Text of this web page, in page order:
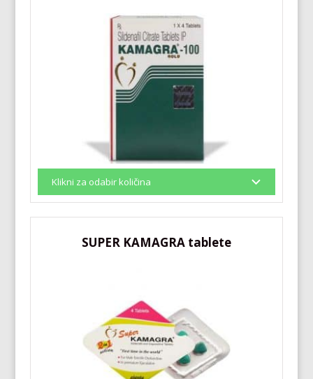
SUPER KAMAGRA tablete